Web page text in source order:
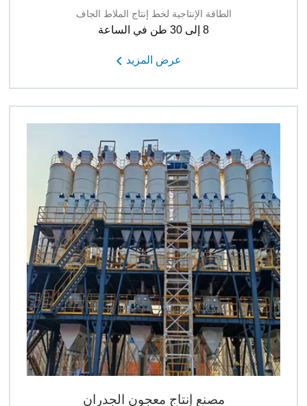
الطاقة الإنتاجية لخط إنتاج الملاط الجاف
8 إلى 30 طن في الساعة
عرض المزيد
مصنع إنتاج معجون الجدران